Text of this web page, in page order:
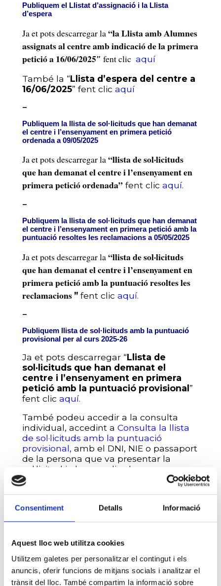
Consentiment Detalls Informació
Aquest lloc web utilitza cookies
Utilitzem galetes per personalitzar el contingut i els
anuncis, oferir funcions de mitjans socials i analitzar el
trànsit del lloc. També compartim la informació sobre
Publiquem el Llistat d’assignació i la Llista
d’espera
Ja et pots descarregar la“la Llista amb Alumnes
assignats al centre amb indicació de la primera
petició a 16/06/2025″ fent clic aquí
També la “Llista d’espera del centre a
16/06/2025” fent clic aquí
–
Publiquem la llista de sol·licituds que han demanat
el centre i l’ensenyament en primera petició
ordenada a 09/05/2025
Ja et pots descarregar la“llista de sol·licituds
que han demanat el centre i l’ensenyament en
primera petició ordenada”fent clic aquí.
–
Publiquem la llista de sol·licituds que han demanat
el centre i l’ensenyament en primera petició amb la
puntuació resoltes les reclamacions a 05/05/2025
Ja et pots descarregar la“llista de sol·licituds
que han demanat el centre i l’ensenyament en
primera petició amb la puntuació resoltes les
reclamacions ”fent clic aquí.
–
Publiquem llista de sol·licituds amb la puntuació
provisional per al curs 2025-26
Ja et pots descarregar “Llista de
sol·licituds que han demanat el
centre i l’ensenyament en primera
petició amb la puntuació provisional”
fent clic aquí.
També podeu accedir a la consulta
individual, accedint a Consulta la llista
de sol·licituds amb la puntuació
provisional, amb el DNI, NIE o passaport
de la persona que va presentar la
sol·licitud i el seu codi, a la
web
poden presentar reclamacions. Es pot
fer des de la mateixa consulta
seguiment de la teva sol·licitud” de la
teniu a la vostra disposició aquest vídeo
tutorialCom presentar una reclamació
contra la llista amb la puntuació